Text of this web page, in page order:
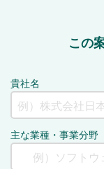
この
貴社名
主な業種・事業分野